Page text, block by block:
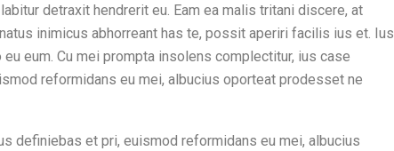
detraxit hendrerit eu. Eam ea malis tritani discere, at
inimicus abhorreant has te, possit aperiri facilis ius et. Ius
eum. Cu mei prompta insolens complectitur, ius case
reformidans eu mei, albucius oporteat prodesset ne
definiebas et pri, euismod reformidans eu mei, albucius